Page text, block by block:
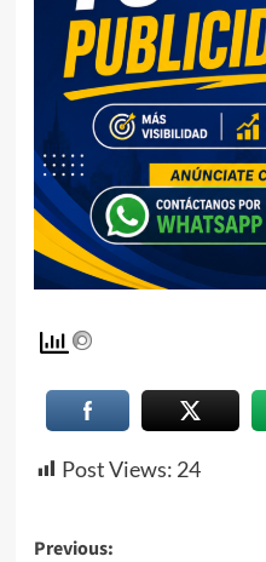
Post Views: 24
Previous: